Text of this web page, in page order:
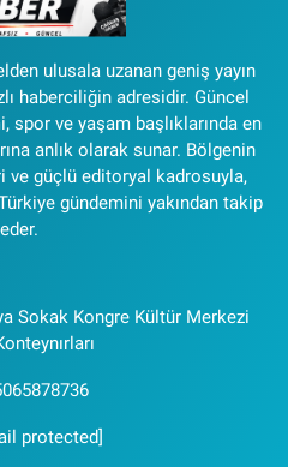
ulusala uzanan geniş yayın
haberciliğin adresidir. Güncel
ve yaşam başlıklarında en
anlık olarak sunar. Bölgenin
ve güçlü editoryal kadrosuyla,
gündemini yakından takip
eder.
Sokak Kongre Kültür Merkezi
protected]